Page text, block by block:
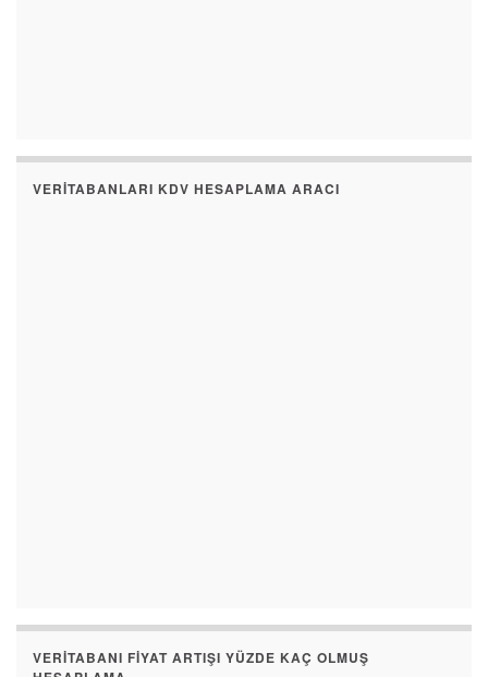
VERITABANLARI KDV HESAPLAMA ARACI
VERITABANI FIYAT ARTIŞI YÜZDE KAÇ OLMUŞ